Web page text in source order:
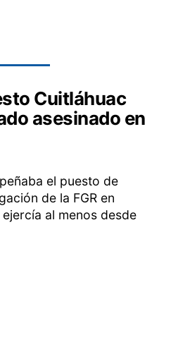
Cuitláhuac
asesinado en
el puesto de
de la FGR en
al menos desde